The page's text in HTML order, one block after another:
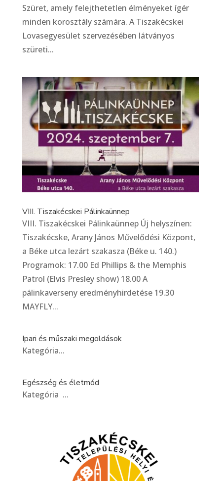
Szüret, amely felejthetetlen élményeket ígér
minden korosztály számára. A Tiszakécskei
Lovasegyesület szervezésében látványos
szüreti...
VIII. Tiszakécskei Pálinkaünnep
VIII. Tiszakécskei Pálinkaünnep Új helyszínen:
Tiszakécske, Arany János Művelődési Központ,
a Béke utca lezárt szakasza (Béke u. 140.)
Programok: 17.00 Ed Phillips & the Memphis
Patrol (Elvis Presley show) 18.00 A
pálinkaverseny eredményhirdetése 19.30
MAYFLY...
Ipari és műszaki megoldások
Kategória...
Egészség és életmód
Kategória ...